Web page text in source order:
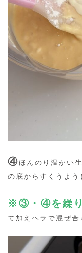
④ほんのり温かい
の底からすくうよう
※③・④を繰り
て加えヘラで混ぜ合